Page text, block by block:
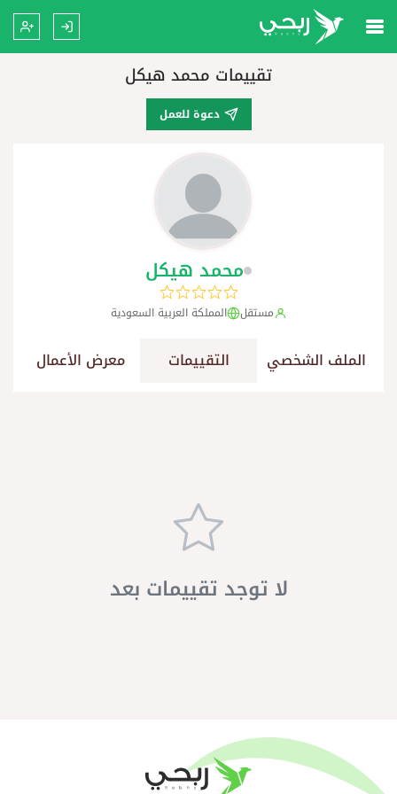
تقييمات محمد هيكل
دعوة للعمل
محمد هيكل
مستقل المملكة العربية السعودية
الملف الشخصي التقييمات معرض الأعمال
لا توجد تقييمات بعد